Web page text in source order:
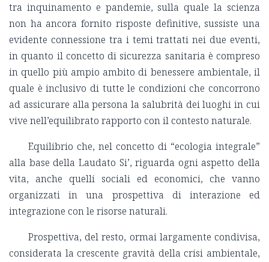
tra inquinamento e pandemie, sulla quale la scienza
non ha ancora fornito risposte definitive, sussiste una
evidente connessione tra i temi trattati nei due eventi,
in quanto il concetto di sicurezza sanitaria è compreso
in quello più ampio ambito di benessere ambientale, il
quale è inclusivo di tutte le condizioni che concorrono
ad assicurare alla persona la salubrità dei luoghi in cui
vive nell’equilibrato rapporto con il contesto naturale.
Equilibrio che, nel concetto di “ecologia integrale”
alla base della Laudato Si’, riguarda ogni aspetto della
vita, anche quelli sociali ed economici, che vanno
organizzati in una prospettiva di interazione ed
integrazione con le risorse naturali.
Prospettiva, del resto, ormai largamente condivisa,
considerata la crescente gravità della crisi ambientale,